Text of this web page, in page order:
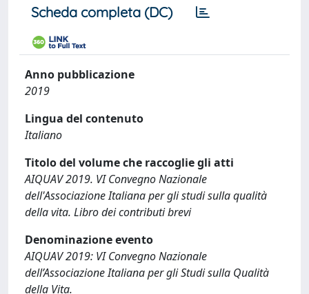
Scheda completa (DC)
Anno pubblicazione
2019
Lingua del contenuto
Italiano
Titolo del volume che raccoglie gli atti
AIQUAV 2019. VI Convegno Nazionale
dell'Associazione Italiana per gli studi sulla qualità
della vita. Libro dei contributi brevi
Denominazione evento
AIQUAV 2019: VI Convegno Nazionale
dell’Associazione Italiana per gli Studi sulla Qualità
della Vita.